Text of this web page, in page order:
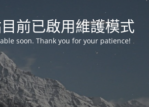
前已啟用維護模式
soon. Thank you for your patience!